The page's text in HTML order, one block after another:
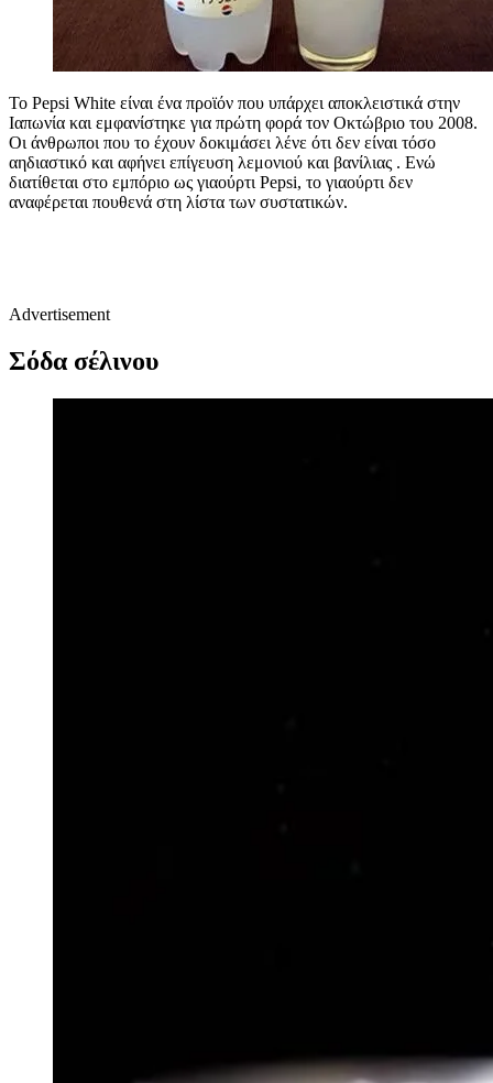
Το Pepsi White είναι ένα προϊόν που υπάρχει αποκλειστικά στην
Ιαπωνία και εμφανίστηκε για πρώτη φορά τον Οκτώβριο του 2008.
Οι άνθρωποι που το έχουν δοκιμάσει λένε ότι δεν είναι τόσο
αηδιαστικό και αφήνει επίγευση λεμονιού και βανίλιας . Ενώ
διατίθεται στο εμπόριο ως γιαούρτι Pepsi, το γιαούρτι δεν
αναφέρεται πουθενά στη λίστα των συστατικών.
Advertisement
Σόδα σέλινου